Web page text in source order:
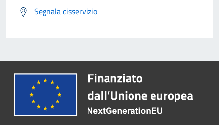
Segnala disservizio